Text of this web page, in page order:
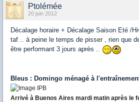
Ptolémée
20 juin 2012
Décalage horaire + Décalage Saison Eté /
taf .. à peine le temps de pisser , rien que
être performant 3 jours après ..
Bleus : Domingo ménagé à
Arrivé à Buenos Aires mardi matin après le